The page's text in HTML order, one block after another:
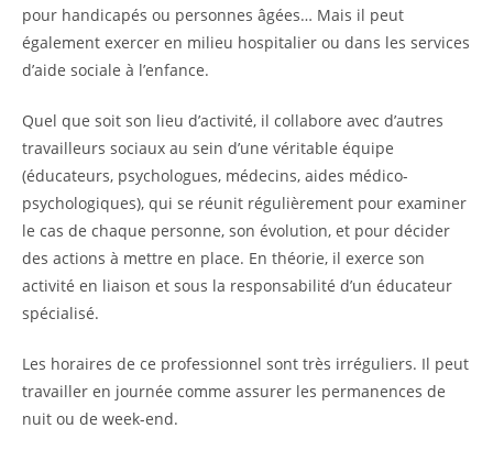
pour handicapés ou personnes âgées… Mais il peut
également exercer en milieu hospitalier ou dans les services
d’aide sociale à l’enfance.
Quel que soit son lieu d’activité, il collabore avec d’autres
travailleurs sociaux au sein d’une véritable équipe
(éducateurs, psychologues, médecins, aides médico-
psychologiques), qui se réunit régulièrement pour examiner
le cas de chaque personne, son évolution, et pour décider
des actions à mettre en place. En théorie, il exerce son
activité en liaison et sous la responsabilité d’un éducateur
spécialisé.
Les horaires de ce professionnel sont très irréguliers. Il peut
travailler en journée comme assurer les permanences de
nuit ou de week-end.